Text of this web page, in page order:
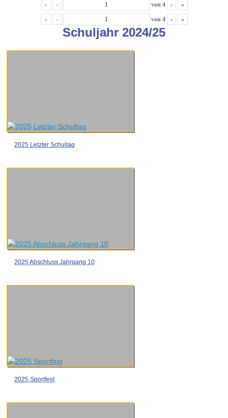
« ‹ von 4 › »
« ‹ von 4 › »
Schuljahr 2024/25
2025 Letzter Schultag
2025 Abschluss Jahrgang 10
2025 Sportfest